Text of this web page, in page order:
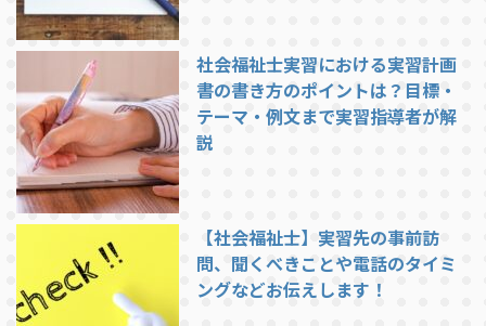
社会福祉士実習における実習計画
書の書き方のポイントは？目標・
テーマ・例文まで実習指導者が解
説
【社会福祉士】実習先の事前訪
問、聞くべきことや電話のタイミ
ングなどお伝えします！